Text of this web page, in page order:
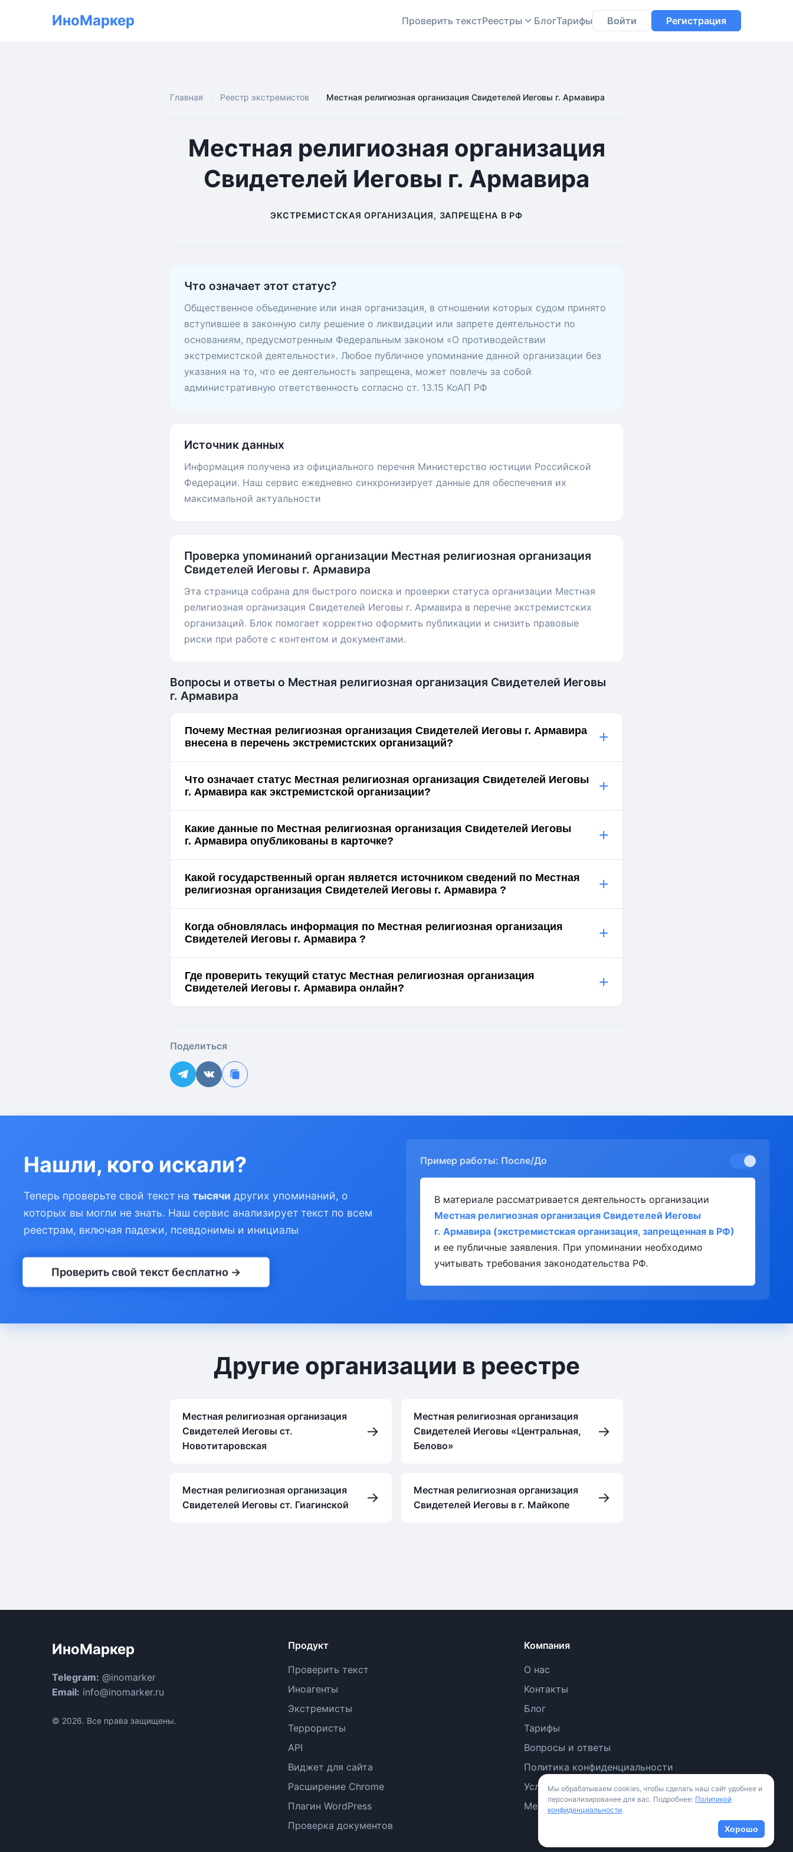
ИноМаркер Проверить текстРеестры БлогТарифы Войти Регистрация
Главная Реестр экстремистов Местная религиозная организация Свидетелей Иеговы г. Армавира
Местная религиозная организация
Свидетелей Иеговы г. Армавира
ЭКСТРЕМИСТСКАЯ ОРГАНИЗАЦИЯ, ЗАПРЕЩЕНА В РФ
Что означает этот статус?
Общественное объединение или иная организация, в отношении которых судом принято
вступившее в законную силу решение о ликвидации или запрете деятельности по
основаниям, предусмотренным Федеральным законом «О противодействии
экстремистской деятельности». Любое публичное упоминание данной организации без
указания на то, что ее деятельность запрещена, может повлечь за собой
административную ответственность согласно ст. 13.15 КоАП РФ
Источник данных
Информация получена из официального перечня Министерство юстиции Российской
Федерации. Наш сервис ежедневно синхронизирует данные для обеспечения их
максимальной актуальности
Проверка упоминаний организации Местная религиозная организация
Свидетелей Иеговы г. Армавира
Эта страница собрана для быстрого поиска и проверки статуса организации Местная
религиозная организация Свидетелей Иеговы г. Армавира в перечне экстремистских
организаций. Блок помогает корректно оформить публикации и снизить правовые
риски при работе с контентом и документами.
Вопросы и ответы о Местная религиозная организация Свидетелей Иеговы
г. Армавира
Почему Местная религиозная организация Свидетелей Иеговы г. Армавира
внесена в перечень экстремистских организаций?
+
Что означает статус Местная религиозная организация Свидетелей Иеговы
г. Армавира как экстремистской организации?
+
Какие данные по Местная религиозная организация Свидетелей Иеговы
г. Армавира опубликованы в карточке?
+
Какой государственный орган является источником сведений по Местная
религиозная организация Свидетелей Иеговы г. Армавира ?
+
Когда обновлялась информация по Местная религиозная организация
Свидетелей Иеговы г. Армавира ?
+
Где проверить текущий статус Местная религиозная организация
Свидетелей Иеговы г. Армавира онлайн?
+
Поделиться
Нашли, кого искали?
Теперь проверьте свой текст на тысячи других упоминаний, о
которых вы могли не знать. Наш сервис анализирует текст по всем
реестрам, включая падежи, псевдонимы и инициалы
Проверить свой текст бесплатно →
Пример работы: После/До
В материале рассматривается деятельность организации
Местная религиозная организация Свидетелей Иеговы
г. Армавира (экстремистская организация, запрещенная в РФ)
и ее публичные заявления. При упоминании необходимо
учитывать требования законодательства РФ.
Другие организации в реестре
Местная религиозная организация
Свидетелей Иеговы ст.
Новотитаровская
→
Местная религиозная организация
Свидетелей Иеговы «Центральная,
Белово»
→
Местная религиозная организация
Свидетелей Иеговы ст. Гиагинской
→
Местная религиозная организация
Свидетелей Иеговы в г. Майкопе
→
ИноМаркер
Telegram: @inomarker
Email: info@inomarker.ru
© 2026. Все права защищены.
Продукт
Проверить текст
Иноагенты
Экстремисты
Террористы
API
Виджет для сайта
Расширение Chrome
Плагин WordPress
Проверка документов
Компания
О нас
Контакты
Блог
Тарифы
Вопросы и ответы
Политика конфиденциальности
Условия использования
Методология
Мы обрабатываем cookies, чтобы сделать наш сайт удобнее и
персонализированее для вас. Подробнее: Политикой
конфиденциальности.
Хорошо